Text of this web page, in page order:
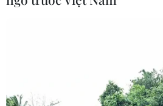
Quảng Trị quyết tâm bàn
Nhà máy điện gió LIG-Hướng